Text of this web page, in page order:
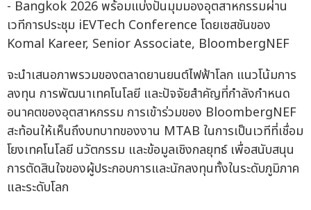
- Bangkok 2026 พร้อมแบ่งปันมุมมองอุตสาหกรรมผ่าน
เวทีการประชุม iEVTech Conference โดยเซสชันของ
Komal Kareer, Senior Associate, BloombergNEF
จะนำเสนอภาพรวมของตลาดยานยนต์ไฟฟ้าโลก แนวโน้มการ
ลงทุน การพัฒนาเทคโนโลยี และปัจจัยสำคัญที่กำลังกำหนด
อนาคตของอุตสาหกรรม การเข้าร่วมของ BloombergNEF
สะท้อนให้เห็นถึงบทบาทของงาน MTAB ในการเป็นเวทีที่เชื่อม
โยงเทคโนโลยี นวัตกรรม และข้อมูลเชิงกลยุทธ์ เพื่อสนับสนุน
การตัดสินใจของผู้ประกอบการและนักลงทุนทั้งในระดับภูมิภาค
และระดับโลก